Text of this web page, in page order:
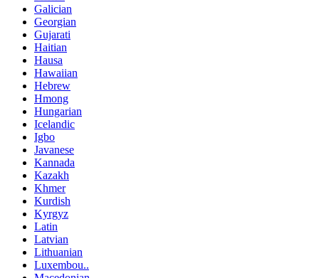
Galician
Georgian
Gujarati
Haitian
Hausa
Hawaiian
Hebrew
Hmong
Hungarian
Icelandic
Igbo
Javanese
Kannada
Kazakh
Khmer
Kurdish
Kyrgyz
Latin
Latvian
Lithuanian
Luxembou..